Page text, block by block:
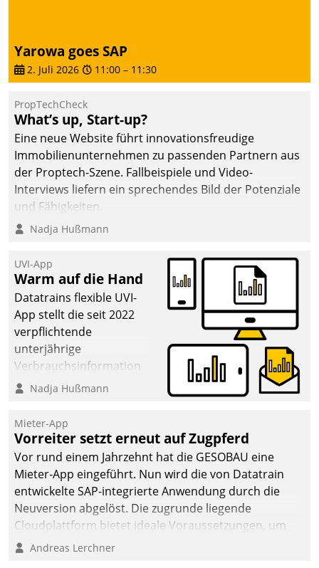
den Weg vom
Mieteranliegen zum
Yarowa goes SAP
2. Juli 2026 11:00 – 11:30
PropTechCheck
What’s up, Start-up?
Eine neue Website führt innovationsfreudige
Immobilienunternehmen zu passenden Partnern aus
der Proptech-Szene. Fallbeispiele und Video-
Interviews liefern ein sprechendes Bild der Potenziale
und Fähigkeiten.
Nadja Hußmann
UVI-App
Warm auf die Hand
Datatrains flexible UVI-
App stellt die seit 2022
verpflichtende
unterjährige
Verbrauchsinformation
schnell, zuverlässig und
Die monatlichen
Mitteilungen zum
Heizungs- und
Wasserverbrauch gehen
automatisiert, vollständig
und auf Wunsch über
mehrere zuvor
Kommunikationswege bei
Nadja Hußmann
Mieter-App
Vorreiter setzt erneut auf Zugpferd
Vor rund einem Jahrzehnt hat die GESOBAU eine
Mieter-App eingeführt. Nun wird die von Datatrain
entwickelte SAP-integrierte Anwendung durch die
Neuversion abgelöst. Die zugrunde liegende
Cloudplattform bietet ideale Voraussetzungen, um
die Funktionalität der App zu erweitern und weitere
Andreas Lerchner